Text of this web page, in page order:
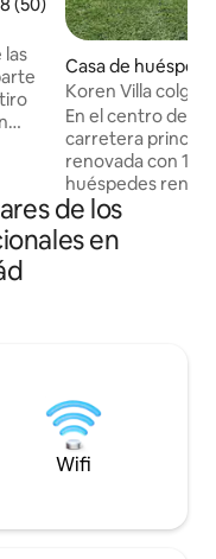
las
a un
Casa de
Koren Villa
En el centro de la
carretera
renovada con 13
huéspedes
modernidad, con
estacionamiento
equipado con un
parrilla de carbón.
sauna está sujeto
por reservación.
de los
en
Wifi